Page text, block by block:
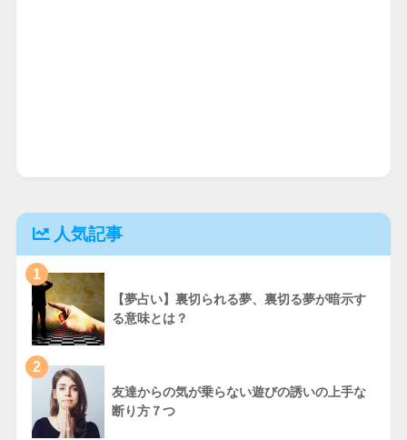
人気記事
1
【夢占い】裏切られる夢、裏切る夢が暗示す
る意味とは？
2
友達からの気が乗らない遊びの誘いの上手な
断り方７つ